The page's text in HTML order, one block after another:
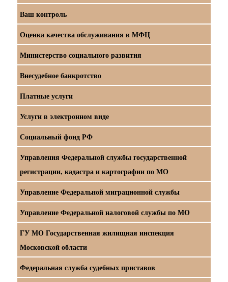
Ваш контроль
Оценка качества обслуживания в МФЦ
Министерство социального развития
Внесудебное банкротство
Платные услуги
Услуги в электронном виде
Социальный фонд РФ
Управления Федеральной службы государственной
регистрации, кадастра и картографии по МО
Управление Федеральной миграционной службы
Управление Федеральной налоговой службы по МО
ГУ МО Государственная жилищная инспекция
Московской области
Федеральная служба судебных приставов